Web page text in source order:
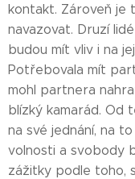
kontakt. Zároveň je
navazovat. Druzí
budou mít vliv i na
Potřebovala mít
mohl partnera
blízký kamarád. Od
na své jednání, na
volnosti a svobody
zážitky podle toho,